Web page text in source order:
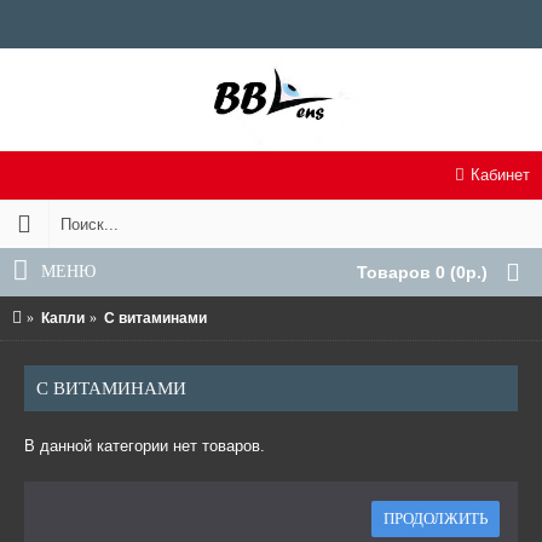
Товаров 0 (0р.)
Кабинет
МЕНЮ
Капли С витаминами
С ВИТАМИНАМИ
В данной категории нет товаров.
ПРОДОЛЖИТЬ